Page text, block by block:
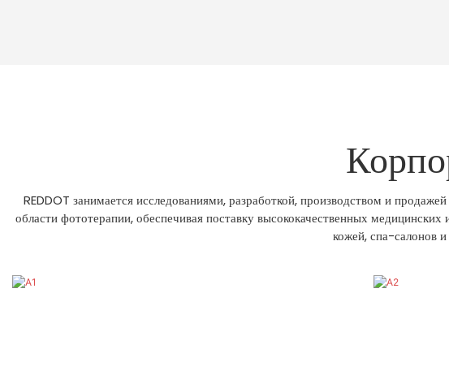
REDDOT занимается исследованиями, разработкой, производством и
области фототерапии, обеспечивая поставку высококачественных
кожей, спа-салонов и